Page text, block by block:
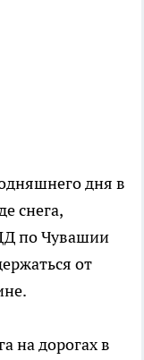
дня в
снега,
по Чувашии
от
на дорогах в